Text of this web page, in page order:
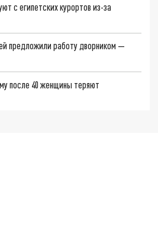
с египетских курортов из-за
предложили работу дворником —
после 40 женщины теряют